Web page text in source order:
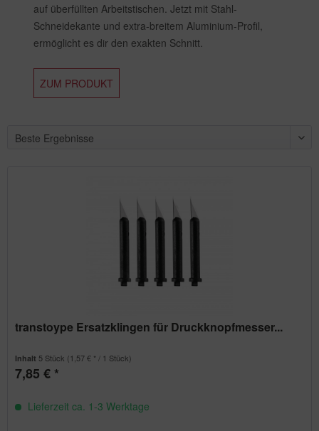
auf überfüllten Arbeitstischen. Jetzt mit Stahl-
Schneidekante und extra-breitem Aluminium-Profil,
ermöglicht es dir den exakten Schnitt.
ZUM PRODUKT
transtoype Ersatzklingen für Druckknopfmesser...
Inhalt 5 Stück (1,57 € * / 1 Stück)
7,85 € *
Lieferzeit ca. 1-3 Werktage